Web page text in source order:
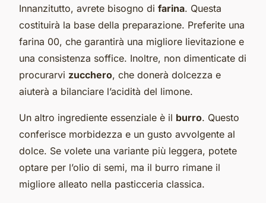
Innanzitutto, avrete bisogno di farina. Questa
costituirà la base della preparazione. Preferite una
farina 00, che garantirà una migliore lievitazione e
una consistenza soffice. Inoltre, non dimenticate di
procurarvi zucchero, che donerà dolcezza e
aiuterà a bilanciare l’acidità del limone.
Un altro ingrediente essenziale è il burro. Questo
conferisce morbidezza e un gusto avvolgente al
dolce. Se volete una variante più leggera, potete
optare per l’olio di semi, ma il burro rimane il
migliore alleato nella pasticceria classica.